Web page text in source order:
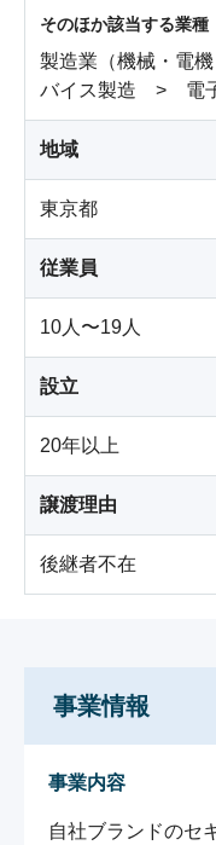
そのほか該当する業種
製造業（機械・電
バイス製造 > 電
地域
東京都
従業員
10人〜19人
設立
20年以上
譲渡理由
後継者不在
事業情報
事業内容
自社ブランドのセ